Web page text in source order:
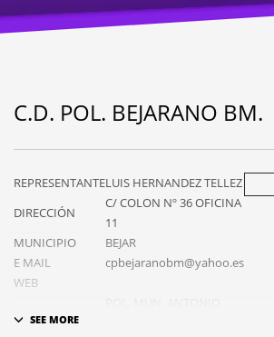
C.D. POL. BEJARANO BM.
REPRESENTANTELUIS HERNANDEZ TELLEZ
DIRECCIÓN
C/ COLON Nº 36 OFICINA
11
MUNICIPIO
BEJAR
E MAIL
cpbejaranobm@yahoo.es
WEB